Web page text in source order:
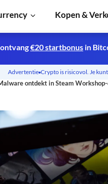
Kopen &
ontdekt in Steam
€20 startbonus in
Advertentie Crypto is risicovol. Je